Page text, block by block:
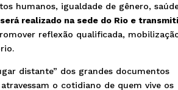
humanos, igualdade de gênero,
realizado na sede do Rio e
reflexão qualificada,
distante” dos grandes documentos
o cotidiano de quem vive os